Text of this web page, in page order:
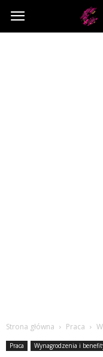
Copymedia.pl
Strona główna Praca
Praca Wynagrodzenia i